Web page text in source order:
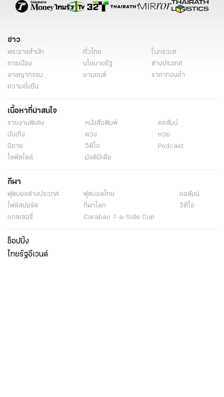
ข่าว
พระราชสำนัก ทั่วไทย
ในกระแส
การเมือง
นโยบายรัฐ
ต่างประเทศ
อาชญากรรม
ยานยนต์
ราคาทองคำ
ความยั่งยืน
เนื้อหาที่น่าสนใจ
รายงานพิเศษ หนังสือพิมพ์
คอลัมน์
บันเทิง
ดวง
หวย
นิยาย
วิดีโอ
Podcast
ไลฟ์สไตล์
มัลติมีเดีย
กีฬา
ฟุตบอลต่่างประเทศ ฟุตบอลไทย
คอลัมน์
ไฟต์สปอร์ต
กีฬาโลก
วิดีโอ
แกลเลอรี่
Carabao 7-a-Side Cup
ช็อปปิ้ง
ไทยรัฐอีเวนต์